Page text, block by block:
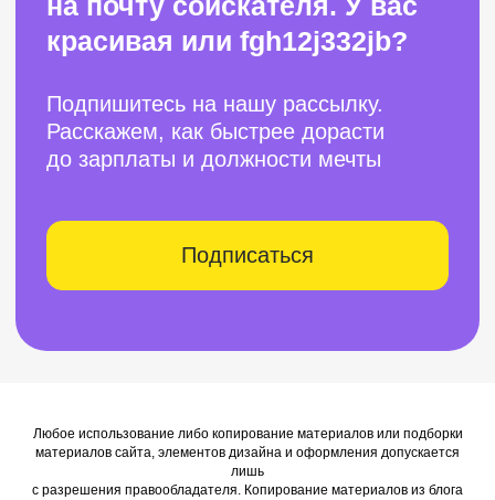
почему продуктовый подход
Открытый урок | 8 августа 2026
До старта: :
:
: 05
минут
00
секунд
29
15
Любое использование либо копирование материалов или подборки
материалов сайта, элементов дизайна и оформления допускается
лишь
с разрешения правообладателя. Копирование материалов из блога